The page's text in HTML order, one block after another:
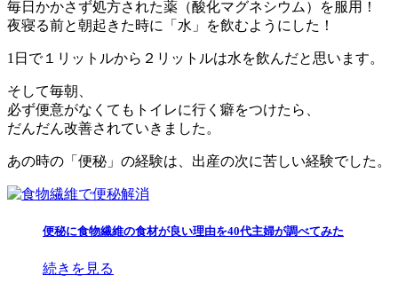
毎日かかさず処方された薬（酸化マグネシウム）を服用！
夜寝る前と朝起きた時に「水」を飲むようにした！
1日で１リットルから２リットルは水を飲んだと思います。
そして毎朝、
必ず便意がなくてもトイレに行く癖をつけたら、
だんだん改善されていきました。
あの時の「便秘」の経験は、出産の次に苦しい経験でした。
便秘に食物繊維の食材が良い理由を40代主婦が調べてみた
続きを見る